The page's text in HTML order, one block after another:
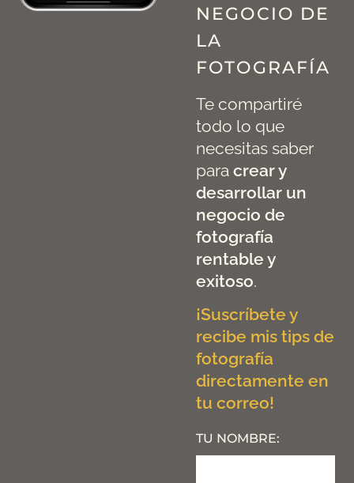
NEGOCIO DE
LA
FOTOGRAFÍA
Te compartiré
todo lo que
necesitas saber
para crear y
desarrollar un
negocio de
fotografía
rentable y
exitoso.
¡Suscríbete y
recibe mis tips de
fotografía
directamente en
tu correo!
TU NOMBRE: